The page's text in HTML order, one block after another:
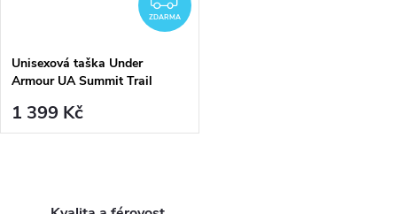
ZDARMA
Unisexová taška Under
Armour UA Summit Trail
1 399 Kč